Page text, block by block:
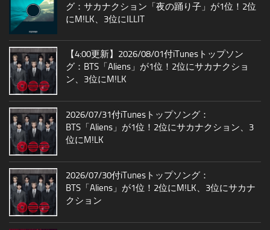
グ：サカナクション「夜の踊り子」が1位！2位
にM!LK、3位にILLIT
【4:00更新】2026/08/01付iTunesトップソン
グ：BTS「Aliens」が1位！2位にサカナクショ
ン、3位にM!LK
2026/07/31付iTunesトップソング：
BTS「Aliens」が1位！2位にサカナクション、3
位にM!LK
2026/07/30付iTunesトップソング：
BTS「Aliens」が1位！2位にM!LK、3位にサカナ
クション